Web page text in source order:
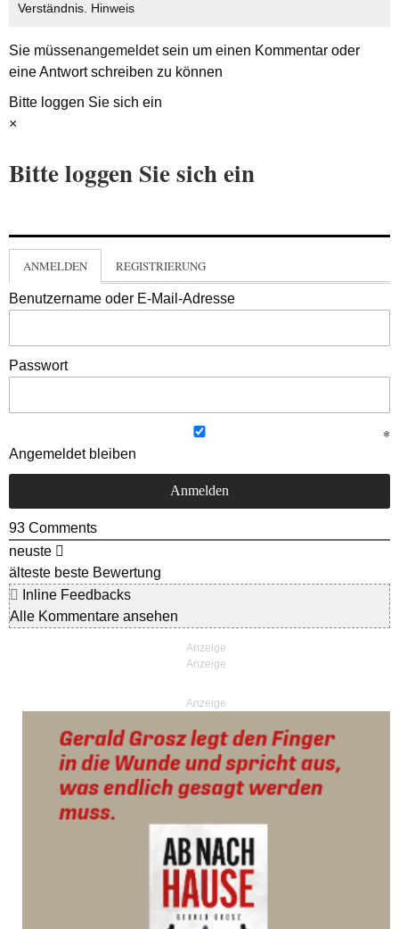
Verständnis. Hinweis
Sie müssenangemeldetsein um einen Kommentar oder
eine Antwort schreiben zu können
Bitte loggen Sie sich ein
×
Bitte loggen Sie sich ein
ANMELDEN REGISTRIERUNG
Benutzername oder E-Mail-Adresse
Passwort
Angemeldet bleiben
93 Comments
neuste
älteste beste Bewertung
Inline Feedbacks
Alle Kommentare ansehen
Anzeige